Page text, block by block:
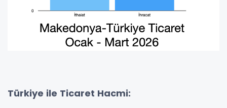
Türkiye ile Ticaret Hacmi: